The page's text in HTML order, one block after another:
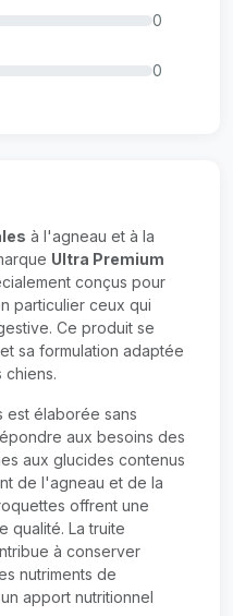
0
0
à l'agneau et à la
Ultra Premium
conçus pour
particulier ceux qui
Ce produit se
sa formulation adaptée
chiens.
est élaborée sans
aux besoins des
aux glucides contenus
de l'agneau et de la
offrent une
qualité. La truite
à conserver
nutriments de
apport nutritionnel